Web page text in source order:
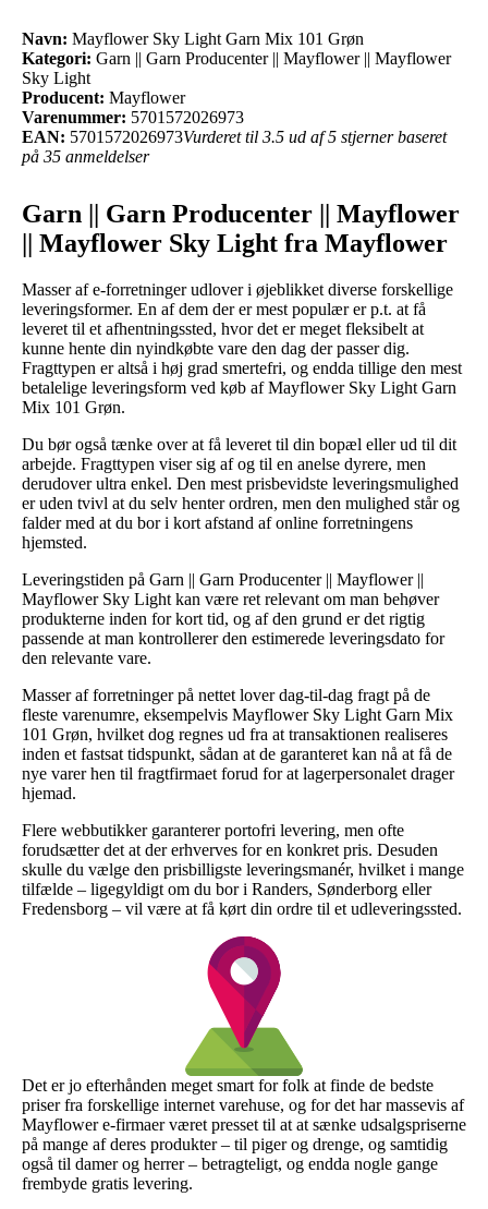
Navn: Mayflower Sky Light Garn Mix 101 Grøn
Kategori: Garn || Garn Producenter || Mayflower || Mayflower
Sky Light
Producent: Mayflower
Varenummer: 5701572026973
EAN: 5701572026973Vurderet til 3.5 ud af 5 stjerner baseret
på 35 anmeldelser
Garn || Garn Producenter || Mayflower
|| Mayflower Sky Light fra Mayflower
Masser af e-forretninger udlover i øjeblikket diverse forskellige
leveringsformer. En af dem der er mest populær er p.t. at få
leveret til et afhentningssted, hvor det er meget fleksibelt at
kunne hente din nyindkøbte vare den dag der passer dig.
Fragttypen er altså i høj grad smertefri, og endda tillige den mest
betalelige leveringsform ved køb af Mayflower Sky Light Garn
Mix 101 Grøn.
Du bør også tænke over at få leveret til din bopæl eller ud til dit
arbejde. Fragttypen viser sig af og til en anelse dyrere, men
derudover ultra enkel. Den mest prisbevidste leveringsmulighed
er uden tvivl at du selv henter ordren, men den mulighed står og
falder med at du bor i kort afstand af online forretningens
hjemsted.
Leveringstiden på Garn || Garn Producenter || Mayflower ||
Mayflower Sky Light kan være ret relevant om man behøver
produkterne inden for kort tid, og af den grund er det rigtig
passende at man kontrollerer den estimerede leveringsdato for
den relevante vare.
Masser af forretninger på nettet lover dag-til-dag fragt på de
fleste varenumre, eksempelvis Mayflower Sky Light Garn Mix
101 Grøn, hvilket dog regnes ud fra at transaktionen realiseres
inden et fastsat tidspunkt, sådan at de garanteret kan nå at få de
nye varer hen til fragtfirmaet forud for at lagerpersonalet drager
hjemad.
Flere webbutikker garanterer portofri levering, men ofte
forudsætter det at der erhverves for en konkret pris. Desuden
skulle du vælge den prisbilligste leveringsmanér, hvilket i mange
tilfælde – ligegyldigt om du bor i Randers, Sønderborg eller
Fredensborg – vil være at få kørt din ordre til et udleveringssted.
Det er jo efterhånden meget smart for folk at finde de bedste
priser fra forskellige internet varehuse, og for det har massevis af
Mayflower e-firmaer været presset til at at sænke udsalgspriserne
på mange af deres produkter – til piger og drenge, og samtidig
også til damer og herrer – betragteligt, og endda nogle gange
frembyde gratis levering.